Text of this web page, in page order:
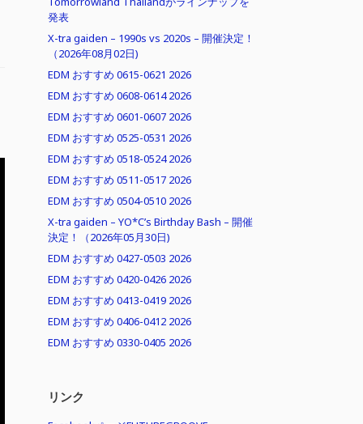
発表
X-tra gaiden – 1990s vs 2020s – 開催決定！
（2026年08月02日)
EDM おすすめ 0615-0621 2026
EDM おすすめ 0608-0614 2026
EDM おすすめ 0601-0607 2026
EDM おすすめ 0525-0531 2026
EDM おすすめ 0518-0524 2026
EDM おすすめ 0511-0517 2026
EDM おすすめ 0504-0510 2026
X-tra gaiden – YO*C’s Birthday Bash – 開催
決定！（2026年05月30日)
EDM おすすめ 0427-0503 2026
EDM おすすめ 0420-0426 2026
EDM おすすめ 0413-0419 2026
EDM おすすめ 0406-0412 2026
EDM おすすめ 0330-0405 2026
リンク